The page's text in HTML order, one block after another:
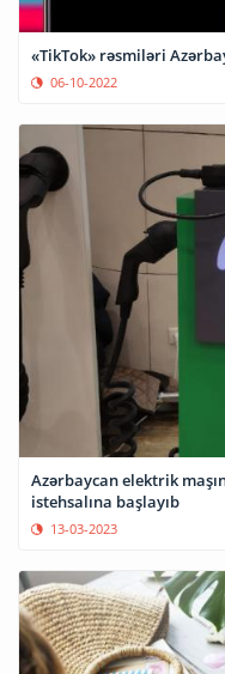
«TikTok» rəsmiləri
06-10-2022
Azərbaycan elektrik
istehsalına başlayıb
13-03-2023